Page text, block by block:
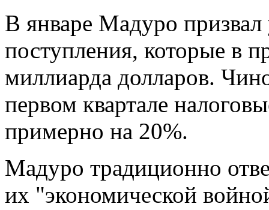
В январе Мадуро призвал
поступления, которые в
миллиарда долларов.
первом квартале
примерно на 20%.
Мадуро традиционно
их "экономической